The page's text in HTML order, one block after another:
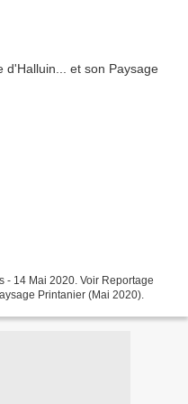
- 14 Mai 2020. Voir Reportage
Printanier (Mai 2020).